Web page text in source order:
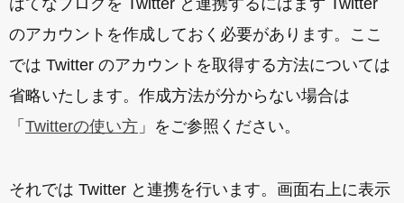
はてなブログを Twitter と連携するにはまず Twitter
のアカウントを作成しておく必要があります。ここ
では Twitter のアカウントを取得する方法については
省略いたします。作成方法が分からない場合は
「 Twitterの使い方 」をご参照ください。
それでは Twitter と連携を行います。画面右上に表示